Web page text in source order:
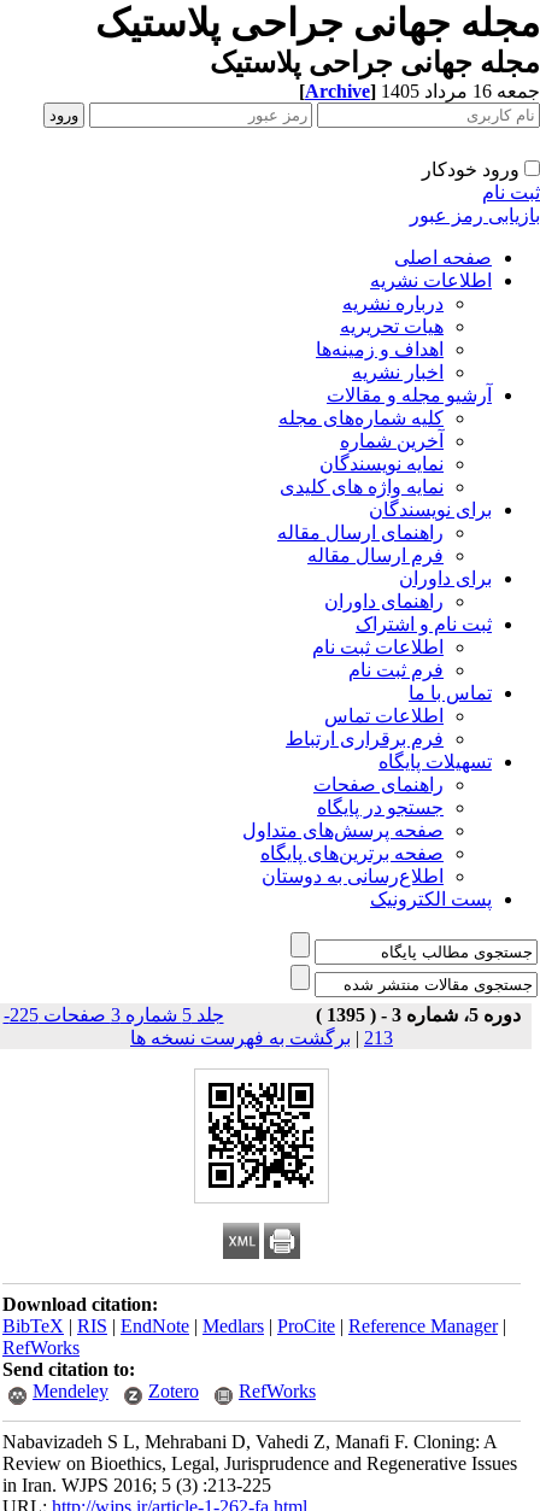
جهانی جراحی پلاستیک
جهانی جراحی پلاستیک
مرداد 1405 [Archive]
ورود خودکار
نام
رمز عبور
صفحه اصلی
اطلاعات نشریه
درباره نشریه
هیات تحریریه
اهداف و زمینه‌ها
اخبار نشریه
آرشیو مجله و مقالات
کلیه شماره‌های مجله
آخرین شماره
نمایه نویسندگان
نمایه واژه های کلیدی
برای نویسندگان
راهنمای ارسال مقاله
فرم ارسال مقاله
برای داوران
راهنمای داوران
ثبت نام و اشتراک
اطلاعات ثبت نام
فرم ثبت نام
تماس با ما
اطلاعات تماس
فرم برقراری ارتباط
تسهیلات پایگاه
راهنمای صفحات
جستجو در پایگاه
صفحه پرسش‌های متداول
صفحه برترین‌های پایگاه
اطلاع‌رسانی به دوستان
پست الکترونیک
دوره 5، شماره 3 - ( 1395 )
جلد 5 شماره 3 صفحات 225-
213
| برگشت به فهرست نسخه ها
Download citation:
BibTeX|RIS|EndNote|Medlars|ProCite|Reference Manager
RefWorks
Send citation to:
Mendeley
Zotero RefWorks
Nabavizadeh S L, Mehrabani D, Vahedi Z, Manafi F. Cloning: A
Review on Bioethics, Legal, Jurisprudence and Regenerative Issues
in Iran. WJPS 2016; 5 (3) :213-225
URL:http://wjps.ir/article-1-262-fa.html